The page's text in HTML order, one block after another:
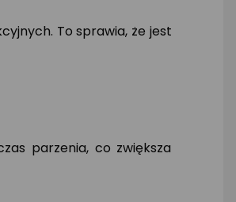
To sprawia, że jest
parzenia, co zwiększa